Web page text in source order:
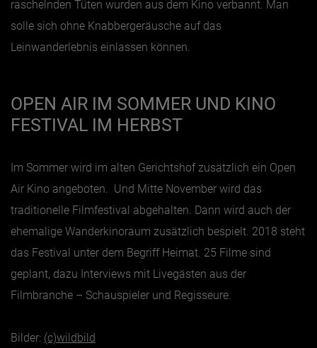
raschelnden Tüten wurden aus dem Kino verbannt. Man
solle sich ohne Knabbergeräusche auf das
Leinwanderlebnis einlassen können.
OPEN AIR IM SOMMER UND KINO
FESTIVAL IM HERBST
Im Sommer wird im alten Gerichtshof zusätzlich ein Open
Air Kino angeboten. Und Mitte November wird das
traditionelle Filmfestival abgehalten. Dann wird auch der
ehemalige Wanderkinoraum zusätzlich bespielt. 2018 steht
das Festival unter dem Begriff Heimat. 25 Filme sind
geplant, dazu Interviews mit Livegästen aus der
Filmbranche – Schauspieler und Regisseure.
Bilder: (c)wildbild